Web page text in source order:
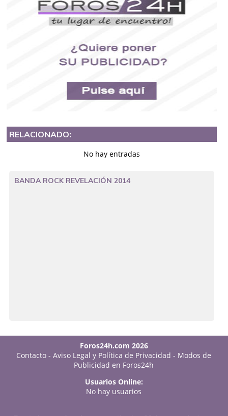
RELACIONADO:
No hay entradas
BANDA ROCK REVELACIÓN 2014
Foros24h.com 2026
Contacto -Aviso Legal y Política de Privacidad - Modos de
Publicidad en Foros24h
Usuarios Online:
No hay usuarios